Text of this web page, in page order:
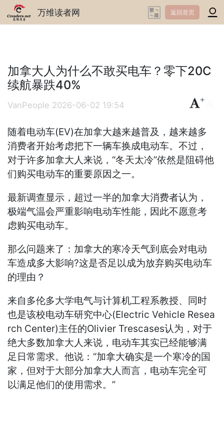
万维读者网 返回首页
加拿大人为什么不敢买电车？零下20C
续航暴跌40%
VanPeople 2026-06-02 19:54
+
随着电动车(EV)在加拿大越来越普及，越来越多
消费者开始考虑把下一辆车换成电动车。不过，
对于许多加拿大人来说，“冬天太冷”依然是阻碍他
们购买电动车的重要原因之一。
最新调查显示，超过一半的加拿大消费者认为，
极端气温会严重影响电动车性能，因此不愿意考
虑购买电动车。
那么问题来了：加拿大的寒冷天气到底会对电动
车造成多大影响?这是否足以成为放弃购买电动车
的理由？
来自多伦多大学电气与计算机工程系教授、同时
也是该校电动车研究中心(Electric Vehicle Resea
rch Center)主任的Olivier Trescases认为，对于
绝大多数加拿大人来说，电动车其实已经能够满
足日常需求。他说：“加拿大确实是一个寒冷的国
家，但对于大部分加拿大人而言，电动车完全可
以满足他们的使用需求。”